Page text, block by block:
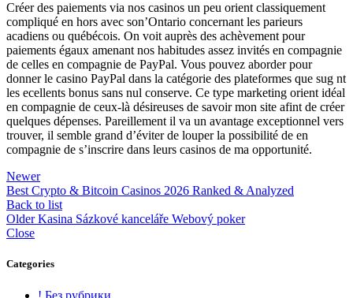
Créer des paiements via nos casinos un peu orient classiquement
compliqué en hors avec son’Ontario concernant les parieurs
acadiens ou québécois. On voit auprès des achèvement pour
paiements égaux amenant nos habitudes assez invités en compagnie
de celles en compagnie de PayPal. Vous pouvez aborder pour
donner le casino PayPal dans la catégorie des plateformes que sug nt
les ecellents bonus sans nul conserve. Ce type marketing orient idéal
en compagnie de ceux-là désireuses de savoir mon site afint de créer
quelques dépenses. Pareillement il va un avantage exceptionnel vers
trouver, il semble grand d’éviter de louper la possibilité de en
compagnie de s’inscrire dans leurs casinos de ma opportunité.
Newer
Best Crypto & Bitcoin Casinos 2026 Ranked & Analyzed
Back to list
Older Kasina Sázkové kanceláře Webový poker
Close
Categories
! Без рубрики